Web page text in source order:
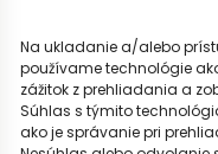
Na ukladanie a/alebo
používame technológie
zážitok z prehliadania a
Súhlas s týmito
ako je správanie pri
Odstúpenie od zmluvy
Slovenčina
Možnosti dopravy: